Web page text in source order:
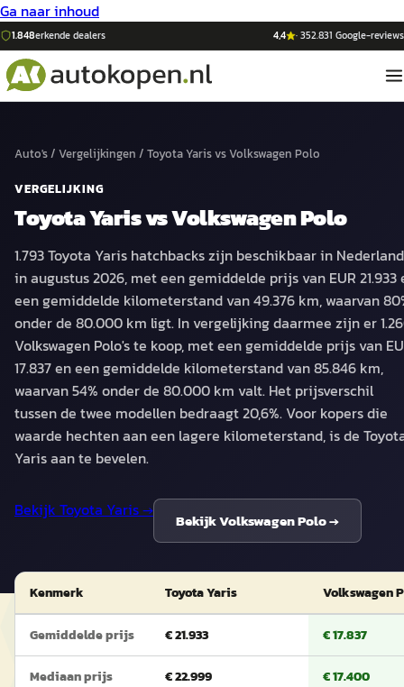
Ga naar inhoud
1.848erkende dealers 4,4 ·352.831 Google-reviews
Auto's/ Vergelijkingen / Toyota YarisvsVolkswagen Polo
VERGELIJKING
Toyota YarisvsVolkswagen Polo
1.793 Toyota Yaris hatchbacks zijn beschikbaar in Nederland
in augustus 2026, met een gemiddelde prijs van EUR 21.933
een gemiddelde kilometerstand van 49.376 km, waarvan
onder de 80.000 km ligt. In vergelijking daarmee zijn er
Volkswagen Polo's te koop, met een gemiddelde prijs van
17.837 en een gemiddelde kilometerstand van 85.846 km,
waarvan 54% onder de 80.000 km valt. Het prijsverschil
tussen de twee modellen bedraagt 20,6%. Voor kopers die
waarde hechten aan een lagere kilometerstand, is de
Yaris aan te bevelen.
Bekijk Toyota Yaris→
BekijkVolkswagen Polo→
Kenmerk Toyota Yaris Volkswagen
Gemiddelde prijs € 21.933 € 17.837
Mediaan prijs € 22.999 € 17.400